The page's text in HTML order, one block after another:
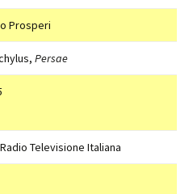
Prosperi
Persae
Televisione Italiana